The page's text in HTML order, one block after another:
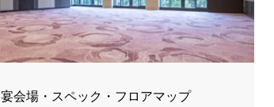
宴会場・スペック・フロアマップ